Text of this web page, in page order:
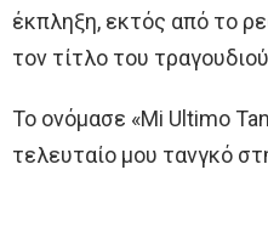
έκπληξη, εκτός από το
τον τίτλο του
Το ονόμασε «Mi Ultimo
τελευταίο μου τανγκό